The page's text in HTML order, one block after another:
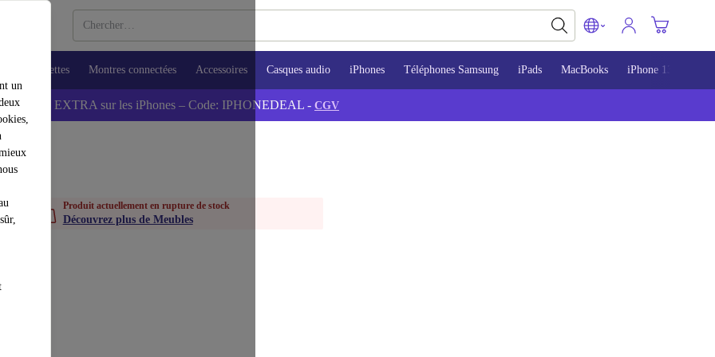
un
Tablettes Montres connectées Accessoires Casques audio iPhones Téléphones Samsung iPads MacBooks iPhone 13
💰-5% EXTRA sur les iPhones – Code: IPHONEDEAL - CGV
Produit actuellement en rupture de stock
Découvrez plus de Meubles